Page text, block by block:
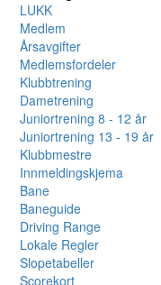
LUKK
Medlem
Årsavgifter
Medlemsfordeler
Klubbtrening
Dametrening
Juniortrening 8 - 12 år
Juniortrening 13 - 19 år
Klubbmestre
Innmeldingskjema
Bane
Baneguide
Driving Range
Lokale Regler
Slopetabeller
Scorekort